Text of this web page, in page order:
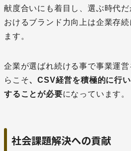
献度合いにも着目し、選ぶ時代
おけるブランド力向上は企業存
ます。
企業が選ばれ続ける事で事業運
らこそ、CSV経営を積極的に行
することが必要になっています。
社会課題解決への貢献